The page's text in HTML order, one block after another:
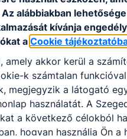
alábbiakban
kívánja
a Cookie
akkor kerül a
k számtalan
megjegyzik a látogató
használatát. A
a következő célokból
hogyan használja Ön a